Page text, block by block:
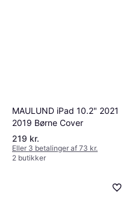
MAULUND iPad 10.2" 2021
2019 Børne Cover
219 kr.
Eller 3 betalinger af 73 kr.
2 butikker